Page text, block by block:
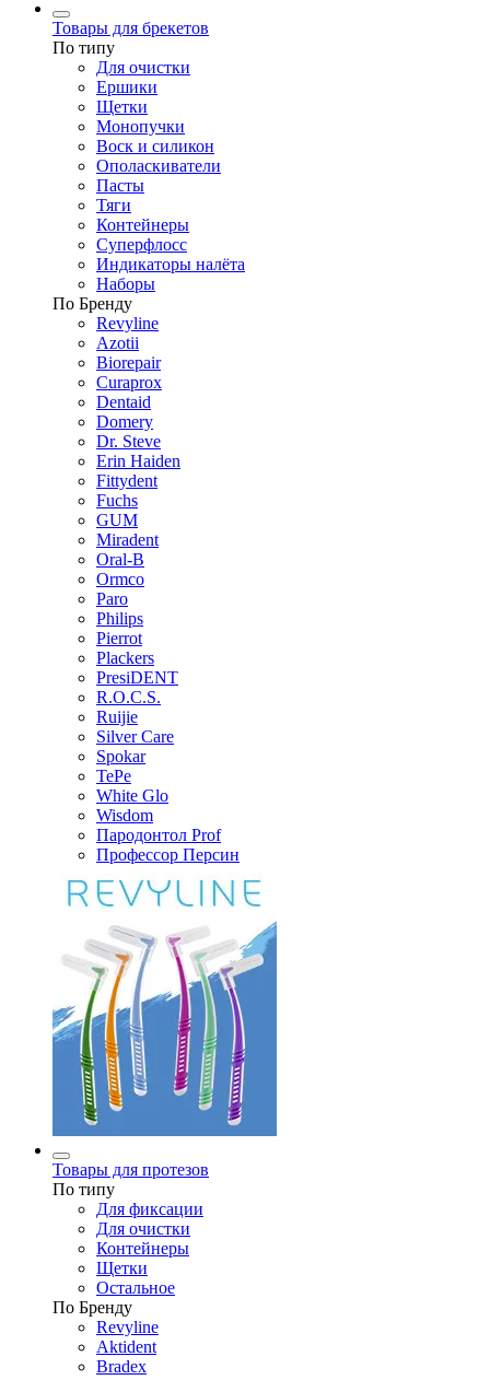
Товары для брекетов
По типу
Для очистки
Ершики
Щетки
Монопучки
Воск и силикон
Ополаскиватели
Пасты
Тяги
Контейнеры
Суперфлосс
Индикаторы налёта
Наборы
По Бренду
Revyline
Azotii
Biorepair
Curaprox
Dentaid
Domery
Dr. Steve
Erin Haiden
Fittydent
Fuchs
GUM
Miradent
Oral-B
Ormco
Paro
Philips
Pierrot
Plackers
PresiDENT
R.O.C.S.
Ruijie
Silver Care
Spokar
TePe
White Glo
Wisdom
Пародонтол Prof
Профессор Персин
Товары для протезов
По типу
Для фиксации
Для очистки
Контейнеры
Щетки
Остальное
По Бренду
Revyline
Aktident
Bradex